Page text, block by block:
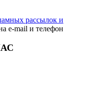
рассылок и
e‑mail и телефон